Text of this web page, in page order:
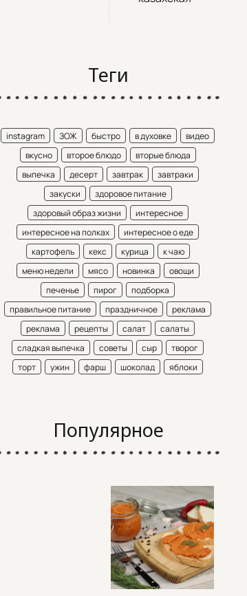
Теги
instagram ЗОЖ быстро в духовке
видео
вкусно
второе блюдо
вторые блюда
выпечка
десерт завтрак
завтраки
закуски
здоровое питание
здоровый образ жизни
интересное
интересное на полках
интересное о еде
картофель
кекс курица
к чаю
меню недели
мясо новинка
овощи
печенье
пирог
подборка
правильное питание
праздничное
реклама
реклама
рецепты салат
салаты
сладкая выпечка
советы сыр
творог
торт
ужин фарш шоколад яблоки
Популярное